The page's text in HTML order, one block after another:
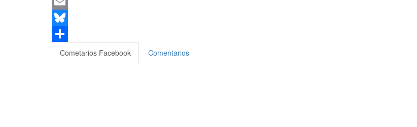
Email
Bluesky
Compartir
Cometarios Facebook Comentarios